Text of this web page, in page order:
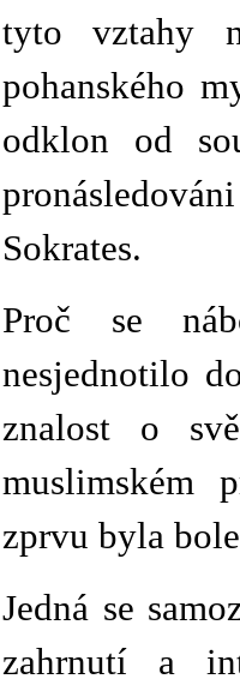
tyto vztahy
pohanského
odklon od
Sokrates.
Proč se
nesjednotilo
znalost o
muslimském
zprvu byla
Jedná se
zahrnutí a